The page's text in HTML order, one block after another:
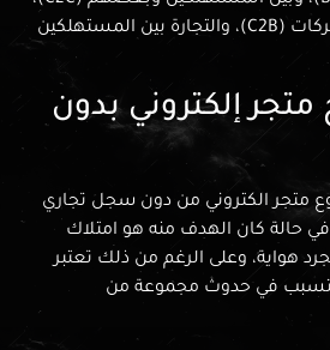
وبين المستهلكين والشركات (C2B)، والتجارة بين المستهلكين
إلكتروني بدون
متجر الكتروني من دون سجل تجاري
حالة كان الهدف منه هو امتلاك
هواية، وعلى الرغم من ذلك تعتبر
تتسبب في حدوث مجموعة من